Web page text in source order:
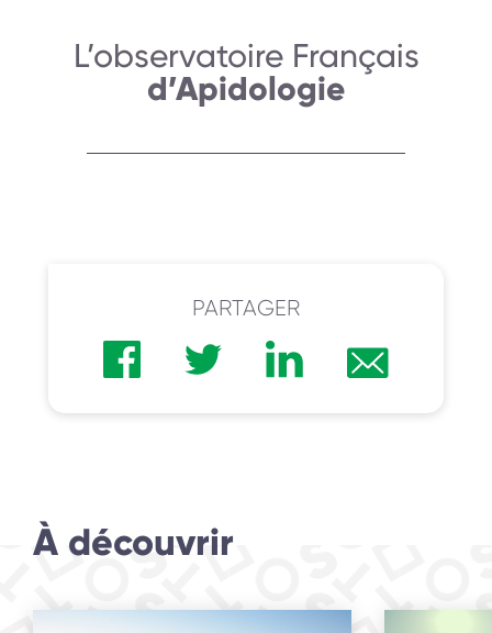
L’observatoire Français
d’Apidologie
PARTAGER
À découvrir